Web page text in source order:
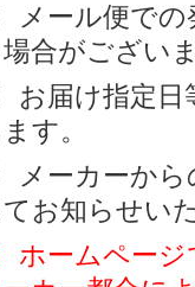
ール便での
合がござい
届け指定日
す。
ーカーから
お知らせい
ームページ